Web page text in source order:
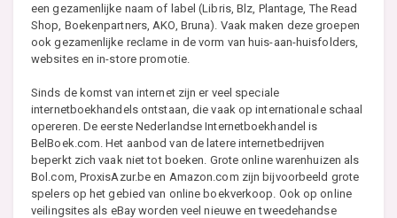
een gezamenlijke naam of label (Libris, Blz, Plantage, The Read
Shop, Boekenpartners, AKO, Bruna). Vaak maken deze groepen
ook gezamenlijke reclame in de vorm van huis-aan-huisfolders,
websites en in-store promotie.
Sinds de komst van internet zijn er veel speciale
internetboekhandels ontstaan, die vaak op internationale schaal
opereren. De eerste Nederlandse Internetboekhandel is
BelBoek.com. Het aanbod van de latere internetbedrijven
beperkt zich vaak niet tot boeken. Grote online warenhuizen als
Bol.com, ProxisAzur.be en Amazon.com zijn bijvoorbeeld grote
spelers op het gebied van online boekverkoop. Ook op online
veilingsites als eBay worden veel nieuwe en tweedehandse